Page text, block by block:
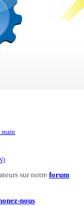
main
sur notre forum
nous